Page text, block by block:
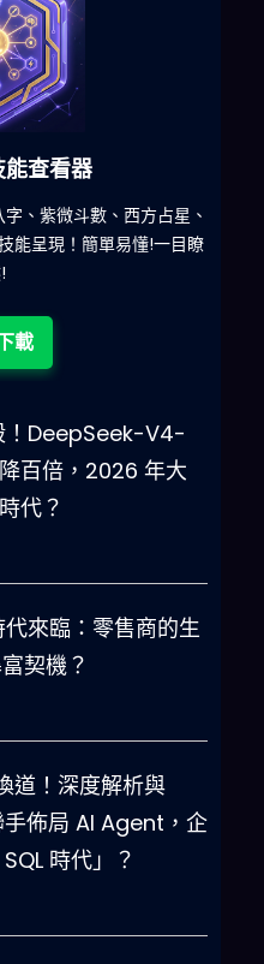
查看器
、紫微斗數、西方占星、
能呈現！簡單易懂!一目瞭
載
！DeepSeek-V4-
百倍，2026 年大
代？
來臨：零售商的生
契機？
道！深度解析與
佈局 AI Agent，企
時代」？